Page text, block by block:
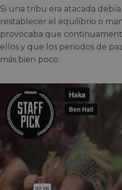
Si una tribu era atacada
restablecer el equilibrio o
provocaba que
ellos y que los periodos de
más bien poco.